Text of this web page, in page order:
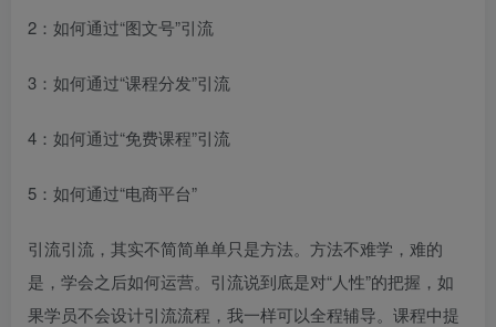
2：如何通过“图文号”引流
3：如何通过“课程分发”引流
4：如何通过“免费课程”引流
5：如何通过“电商平台”
引流引流，其实不简简单单只是方法。方法不难学，难的
是，学会之后如何运营。引流说到底是对“人性”的把握，如
果学员不会设计引流流程，我一样可以全程辅导。课程中提